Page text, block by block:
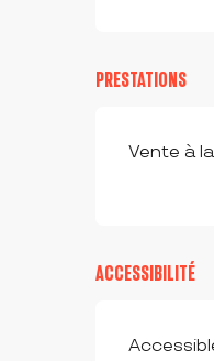
PRESTATIONS
Vente à
ACCESSIBILITÉ